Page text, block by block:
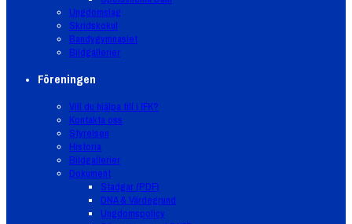
Ungdomslag
Skridskokul
Bandygymnasiet
Bildgallerier
Föreningen
Vill du hjälpa till i IFK?
Kontakta oss
Styrelsen
Historia
Bildgallerier
Dokument
Stadgar (PDF)
DNA & Värdegrund
Ungdomspolicy